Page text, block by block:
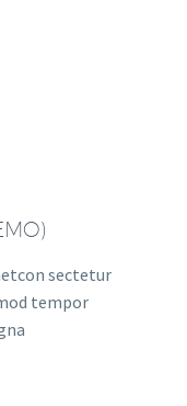
sectetur
tempor